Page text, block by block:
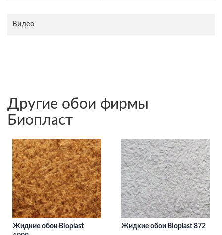
Видео
Другие обои фирмы
Биопласт
Жидкие обои Bioplast
Жидкие обои Bioplast 872